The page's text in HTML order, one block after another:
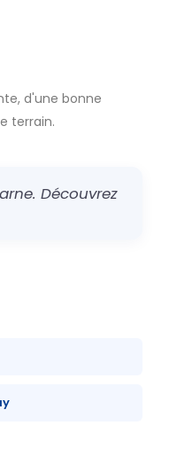
d'une bonne
terrain.
Découvrez